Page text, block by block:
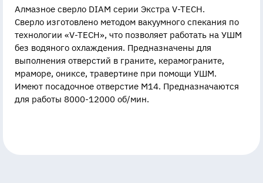
Алмазное сверло DIAM серии Экстра V-TECH.
Сверло изготовлено методом вакуумного спекания по
технологии «V-TECH», что позволяет работать на УШМ
без водяного охлаждения. Предназначены для
выполнения отверстий в граните, керамограните,
мраморе, ониксе, травертине при помощи УШМ.
Имеют посадочное отверстие М14. Предназначаются
для работы 8000-12000 об/мин.